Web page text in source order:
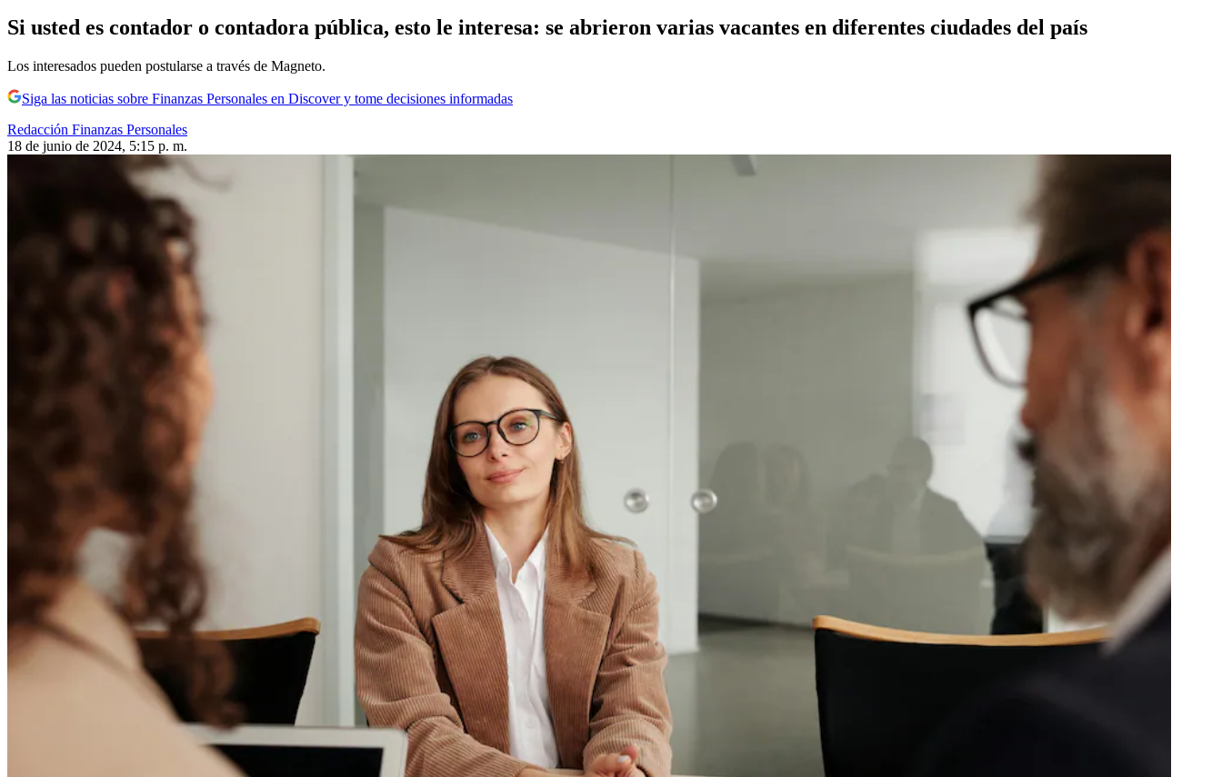
Si usted es contador o contadora pública, esto le interesa: se abrieron varias vacantes en diferentes ciudades del país
Los interesados pueden postularse a través de Magneto.
Siga las noticias sobre Finanzas Personales en Discover y tome decisiones informadas
Redacción Finanzas Personales
18 de junio de 2024, 5:15 p. m.